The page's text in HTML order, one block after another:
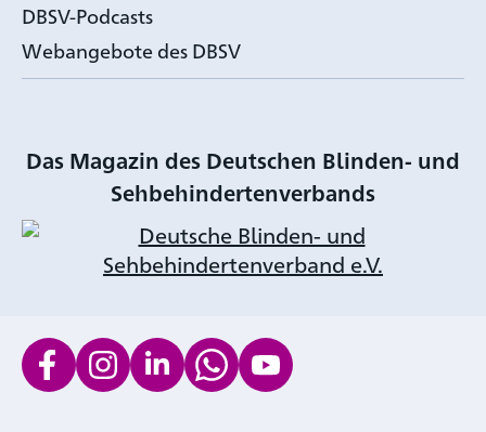
DBSV-Podcasts
Webangebote des DBSV
Das Magazin des Deutschen Blinden- und
Sehbehindertenverbands